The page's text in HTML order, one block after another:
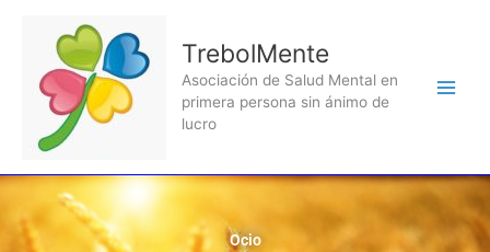
contenido
TrebolMente
Asociación de Salud Mental en
primera persona sin ánimo de
lucro
Ocio